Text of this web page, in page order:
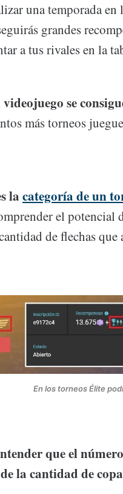
una temporada
grandes
a tus rivales en la
se
más torneos
la categoría de un
el potencial
de flechas que
En los torneos Élite
que el
la cantidad de